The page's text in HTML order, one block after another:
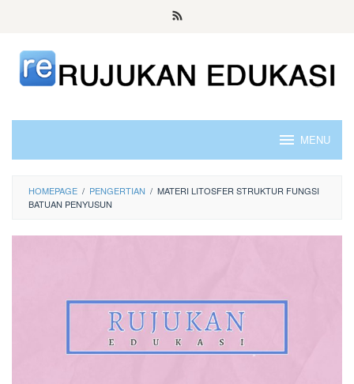
content
MENU
HOMEPAGE / PENGERTIAN / MATERI LITOSFER STRUKTUR FUNGSI
BATUAN PENYUSUN